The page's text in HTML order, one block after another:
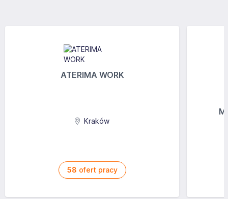
ATERIMA WORK
Kraków
58 ofert pracy